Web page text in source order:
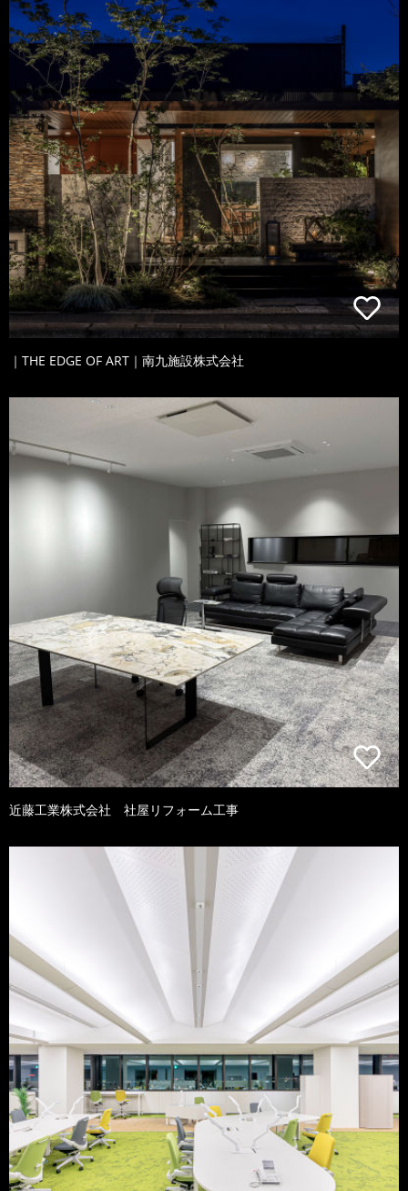
｜THE EDGE OF ART｜南九施設株式会社
近藤工業株式会社 社屋リフォーム工事